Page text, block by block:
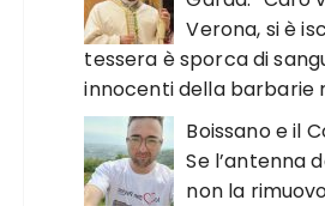
Verona, si è
tessera è sporca di
innocenti della barbarie
Boissano e il
Se l’antenna
non la